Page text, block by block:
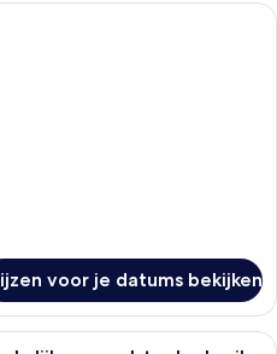
Een slaapkamer met een bed,
voor je datums bekijken
Standaard Twin kamer, toegankelijk